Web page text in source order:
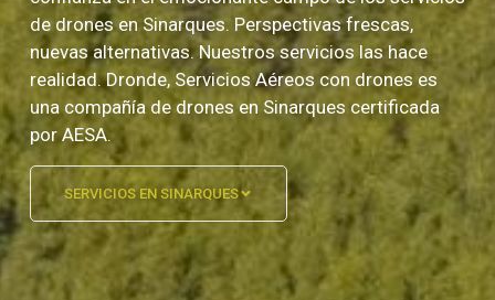
de drones en Sinarques. Perspectivas frescas,
nuevas alternativas. Nuestros servicios las hace
realidad. Dronde, Servicios Aéreos con drones es
una compañía de drones en Sinarques certificada
por AESA.
SERVICIOS EN SINARQUES